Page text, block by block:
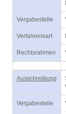
Vergabestelle
Verfahrensart
Rechtsrahmen
Ausschreibung
Vergabestelle